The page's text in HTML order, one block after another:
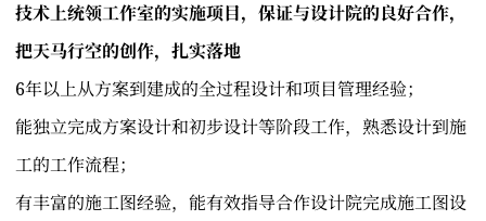
技术上统领工作室的实施项目，保证与设计院的良好合作，
把天马行空的创作，扎实落地
6年以上从方案到建成的全过程设计和项目管理经验；
能独立完成方案设计和初步设计等阶段工作，熟悉设计到施
工的工作流程；
有丰富的施工图经验，能有效指导合作设计院完成施工图设